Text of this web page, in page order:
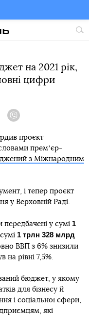
на 2021 рік,
цифри
Telegram
проєкт
премʼєр-
з Міжнародним
і тепер проєкт
у Верховній Раді.
у сумі 1
1 трлн 328 млрд
ВВП з 6% знизили
на рівні 7,5%.
бюджет, у якому
для бізнесу й
і соціальної сфери,
які